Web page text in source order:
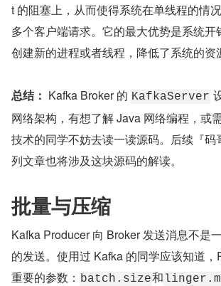
t 的阻塞上，从而使得系统在单线程的情
多个客户端请求。它的最大优势是系统
创建新的进程或者线程，降低了系统的资
总结： Kafka Broker 的 KafkaServer
网络架构，有想了解 Java 网络编程，或
技术的同学不妨去读一读源码。后续『码
列文章也将涉及这块源码的解读。
批量与压缩
Kafka Producer 向 Broker 发送消息不是
的发送。使用过 Kafka 的同学应该知道
重要的参数： batch.size和